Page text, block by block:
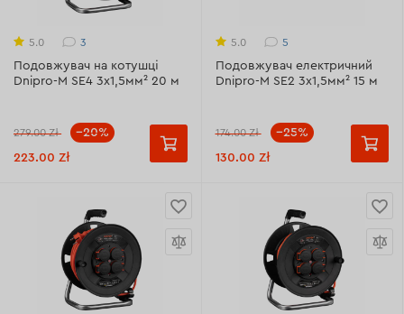
5.0 3
Подовжувач на котушці
Dnipro-M SE4 3x1,5мм² 20 м
223.00 Zł
279.00 Zł --20%
5.0 5
Подовжувач електричний
Dnipro-M SE2 3x1,5мм² 15 м
130.00 Zł
174.00 Zł --25%